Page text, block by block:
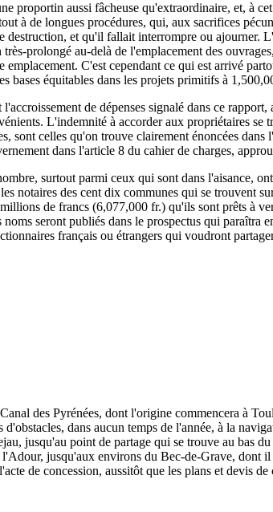
proportin aussi fâcheuse qu'extraordinaire, et, à
à de longues procédures, qui, aux sacrifices
et qu'il fallait interrompre ou ajourner.
prolongé au-delà de l'emplacement des
C'est cependant ce qui est arrivé
bases équitables dans les projets primitifs à
de dépenses signalé dans ce
L'indemnité à accorder aux propriétaires se
sont celles qu'on trouve clairement énoncées
dans l'article 8 du cahier de charges,
surtout parmi ceux qui sont dans l'aisance,
notaires des cent dix communes qui se trouvent
de francs (6,077,000 fr.) qu'ils sont prêts à
seront publiés dans le prospectus qui
français ou étrangers qui voudront
des Pyrénées, dont l'origine commencera à
dans aucun temps de l'année, à la
jusqu'au point de partage qui se trouve au bas
jusqu'aux environs du Bec-de-Grave, dont
de concession, aussitôt que les plans et devis